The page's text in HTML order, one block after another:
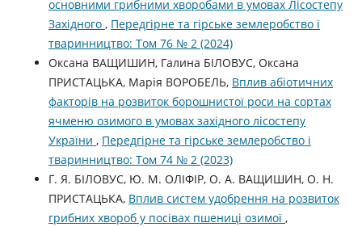
основними грибними хворобами в умовах Лісостепу
Західного , Передгірне та гірське землеробство і
тваринництво: Том 76 № 2 (2024)
Оксана ВАЩИШИН, Галина БІЛОВУС, Оксана
ПРИСТАЦЬКА, Марія ВОРОБЕЛЬ, Вплив абіотичних
факторів на розвиток борошнистої роси на сортах
ячменю озимого в умовах західного лісостепу
України , Передгірне та гірське землеробство і
тваринництво: Том 74 № 2 (2023)
Г. Я. БІЛОВУС, Ю. М. ОЛІФІР, О. А. ВАЩИШИН, О. Н.
ПРИСТАЦЬКА, Вплив систем удобрення на розвиток
грибних хвороб у посівах пшениці озимої ,